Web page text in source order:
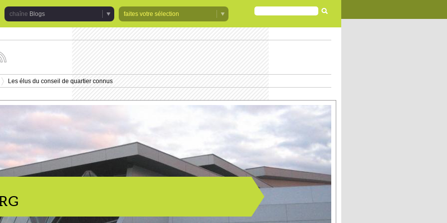
Blogs
faites votre sélection
FORMULAIRE
DE
RECHERCHE
>
Les élus du conseil de quartier connus